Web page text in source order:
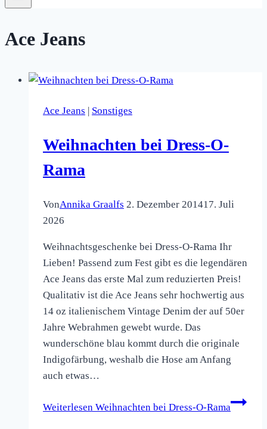
Ace Jeans
Ace Jeans | Sonstiges
Weihnachten bei Dress-O-
Rama
VonAnnika Graalfs 2. Dezember 201417. Juli
2026
Weihnachtsgeschenke bei Dress-O-Rama Ihr
Lieben! Passend zum Fest gibt es die legendären
Ace Jeans das erste Mal zum reduzierten Preis!
Qualitativ ist die Ace Jeans sehr hochwertig aus
14 oz italienischem Vintage Denim der auf 50er
Jahre Webrahmen gewebt wurde. Das
wunderschöne blau kommt durch die originale
Indigofärbung, weshalb die Hose am Anfang
auch etwas…
Weiterlesen Weihnachten bei Dress-O-Rama